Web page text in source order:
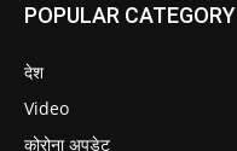
POPULAR CATEGORY
देश
Video
कोरोना अपडेट